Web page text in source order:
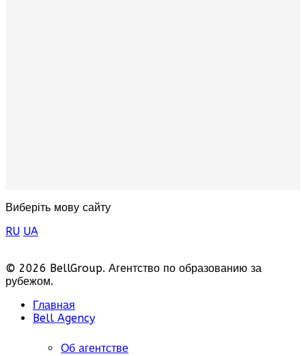
Виберіть мову сайту
RU UA
© 2026 BellGroup. Агентство по образованию за
рубежом.
Главная
Bell Agency
Об агентстве